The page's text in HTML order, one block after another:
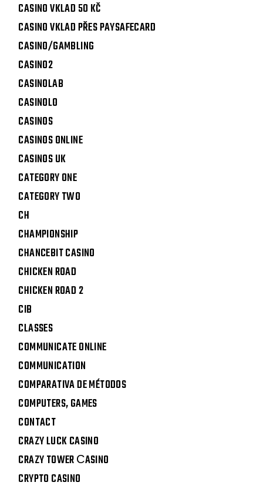
CASINO VKLAD 50 KČ
CASINO VKLAD PŘES PAYSAFECARD
CASINO/GAMBLING
CASINO2
CASINOLAB
CASINOLO
CASINOS
CASINOS ONLINE
CASINOS UK
CATEGORY ONE
CATEGORY TWO
CH
CHAMPIONSHIP
CHANCEBIT CASINO
CHICKEN ROAD
CHICKEN ROAD 2
CIB
CLASSES
COMMUNICATE ONLINE
COMMUNICATION
COMPARATIVA DE MÉTODOS
COMPUTERS, GAMES
CONTACT
CRAZY LUCK CASINO
CRAZY TOWER СASINO
CRYPTO CASINO